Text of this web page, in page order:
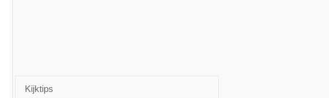
Kijktips